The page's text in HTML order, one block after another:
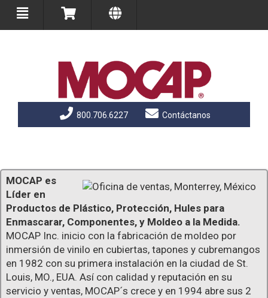
800.706.6227 Contáctanos
MOCAP es
Líder en
Productos de Plástico, Protección, Hules para
Enmascarar, Componentes, y Moldeo a la Medida.
MOCAP Inc. inicio con la fabricación de moldeo por
inmersión de vinilo en cubiertas, tapones y cubremangos
en 1982 con su primera instalación en la ciudad de St.
Louis, MO., EUA. Así con calidad y reputación en su
servicio y ventas, MOCAP´s crece y en 1994 abre sus 2